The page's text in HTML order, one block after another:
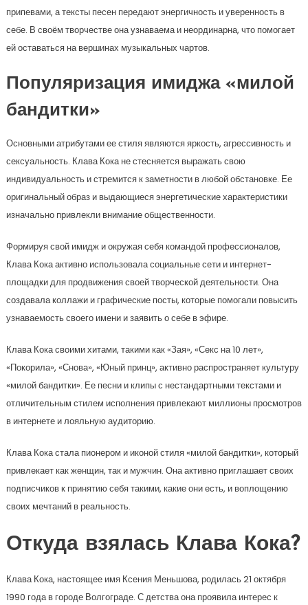
припевами, а тексты песен передают энергичность и уверенность в
себе. В своём творчестве она узнаваема и неординарна, что помогает
ей оставаться на вершинах музыкальных чартов.
Популяризация имиджа «милой
бандитки»
Основными атрибутами ее стиля являются яркость, агрессивность и
сексуальность. Клава Кока не стесняется выражать свою
индивидуальность и стремится к заметности в любой обстановке. Ее
оригинальный образ и выдающиеся энергетические характеристики
изначально привлекли внимание общественности.
Формируя свой имидж и окружая себя командой профессионалов,
Клава Кока активно использовала социальные сети и интернет-
площадки для продвижения своей творческой деятельности. Она
создавала коллажи и графические посты, которые помогали повысить
узнаваемость своего имени и заявить о себе в эфире.
Клава Кока своими хитами, такими как «Зая», «Секс на 10 лет»,
«Покорила», «Снова», «Юный принц», активно распространяет культуру
«милой бандитки». Ее песни и клипы с нестандартными текстами и
отличительным стилем исполнения привлекают миллионы просмотров
в интернете и лояльную аудиторию.
Клава Кока стала пионером и иконой стиля «милой бандитки», который
привлекает как женщин, так и мужчин. Она активно приглашает своих
подписчиков к принятию себя такими, какие они есть, и воплощению
своих мечтаний в реальность.
Откуда взялась Клава Кока?
Клава Кока, настоящее имя Ксения Меньшова, родилась 21 октября
1990 года в городе Волгограде. С детства она проявила интерес к